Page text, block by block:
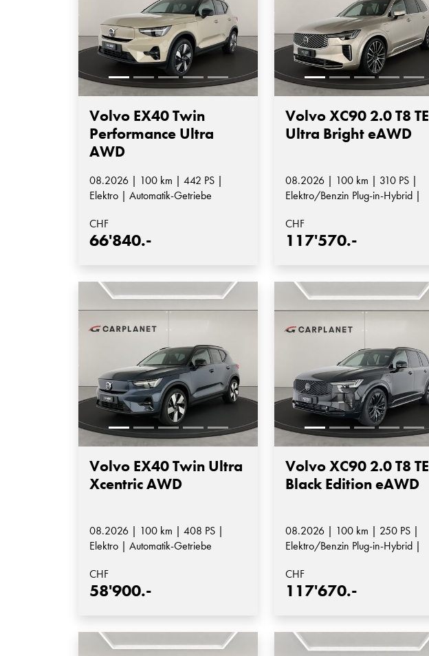
Volvo EX40 Twin
Performance Ultra
AWD
08.2026 | 100 km | 442 PS |
Elektro | Automatik-Getriebe
CHF
66'840.-
Volvo XC90 2.0 T8 TE
Ultra Bright eAWD
08.2026 | 100 km | 310 PS |
Elektro/Benzin Plug-in-Hybrid |
CHF
117'570.-
Volvo EX40 Twin Ultra
Xcentric AWD
08.2026 | 100 km | 408 PS |
Elektro | Automatik-Getriebe
CHF
58'900.-
Volvo XC90 2.0 T8 TE
Black Edition eAWD
08.2026 | 100 km | 250 PS |
Elektro/Benzin Plug-in-Hybrid |
CHF
117'670.-